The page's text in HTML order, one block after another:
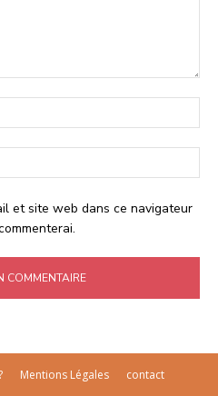
:*
:*
et site web dans ce navigateur
Mentions Légales contact